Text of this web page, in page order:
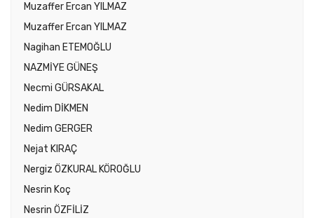
Muzaffer Ercan YILMAZ
Muzaffer Ercan YILMAZ
Nagihan ETEMOĞLU
NAZMİYE GÜNEŞ
Necmi GÜRSAKAL
Nedim DİKMEN
Nedim GERGER
Nejat KIRAÇ
Nergiz ÖZKURAL KÖROĞLU
Nesrin Koç
Nesrin ÖZFİLİZ